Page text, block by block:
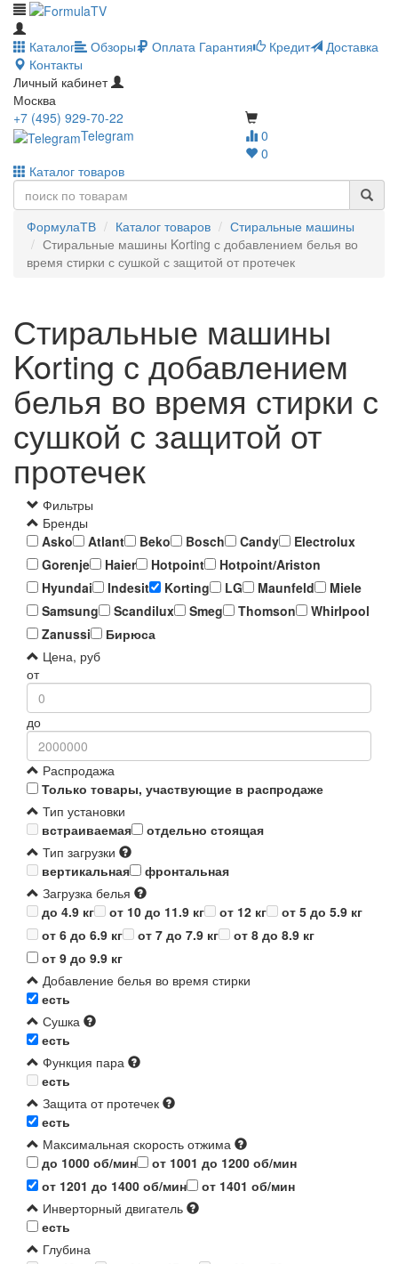
Каталог Обзоры Оплата Гарантия Кредит
Доставка
Контакты
Личный кабинет
Москва
0
0
+7 (495) 929-70-22
Telegram
Каталог товаров
ФормулаТВ Каталог товаров
Стиральные машины
Стиральные машины Korting с добавлением белья во
время стирки с сушкой с защитой от протечек
Стиральные машины
Korting с добавлением
белья во время стирки с
сушкой с защитой от
протечек
Фильтры
Бренды
Asko
Atlant Beko Bosch Candy
Electrolux
Gorenje
Haier Hotpoint
Hotpoint/Ariston
Hyundai
Indesit Korting LG Maunfeld
Miele
Samsung
Scandilux Smeg Thomson
Whirlpool
Zanussi
Бирюса
Цена, руб
от
до
Распродажа
Только товары, участвующие в распродаже
Тип установки
встраиваемая
отдельно стоящая
Тип загрузки
вертикальная
фронтальная
Загрузка белья
до 4.9 кг
от 10 до 11.9 кг от 12 кг
от 5 до 5.9 кг
от 6 до 6.9 кг
от 7 до 7.9 кг
от 8 до 8.9 кг
от 9 до 9.9 кг
Добавление белья во время стирки
есть
Сушка
есть
Функция пара
есть
Защита от протечек
есть
Максимальная скорость отжима
до 1000 об/мин
от 1001 до 1200 об/мин
от 1201 до 1400 об/мин
от 1401 об/мин
Инверторный двигатель
есть
Глубина